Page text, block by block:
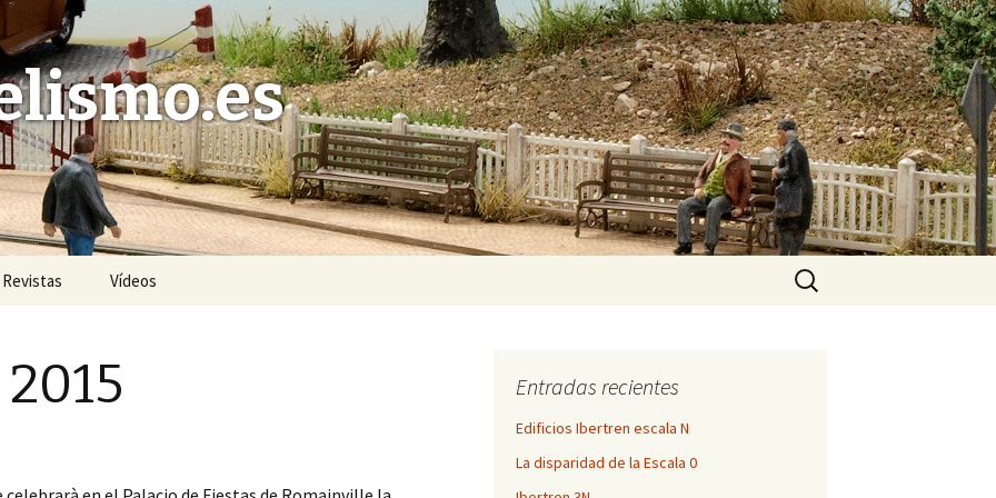
Revistas Vídeos
Buscar:
Entradas recientes
Edificios Ibertren escala N
La disparidad de la Escala 0